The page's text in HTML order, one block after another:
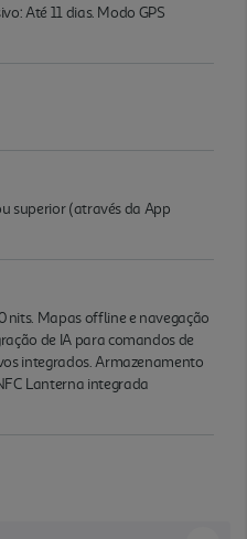
Até 11 dias. Modo GPS
superior (através da App
nits. Mapas offline e navegação
de IA para comandos de
integrados. Armazenamento
Lanterna integrada